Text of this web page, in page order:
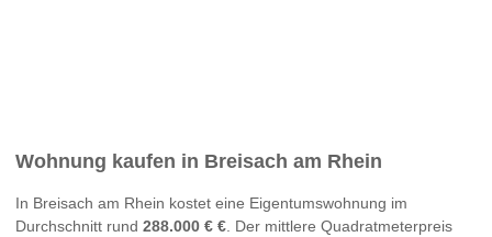
Wohnung kaufen in Breisach am Rhein
In Breisach am Rhein kostet eine Eigentumswohnung im
Durchschnitt rund 288.000 € € . Der mittlere Quadratmeterpreis